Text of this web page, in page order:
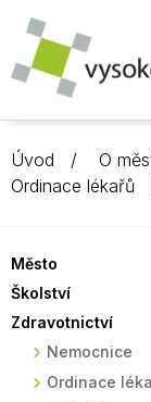
Úvod O
Ordinace lékařů
Město
Školství
Zdravotnictví
Nemocnice
Ordinace